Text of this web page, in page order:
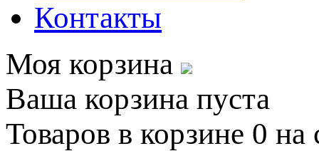
Контакты
Моя корзина
Ваша корзина пуста
Товаров в корзине 0 на